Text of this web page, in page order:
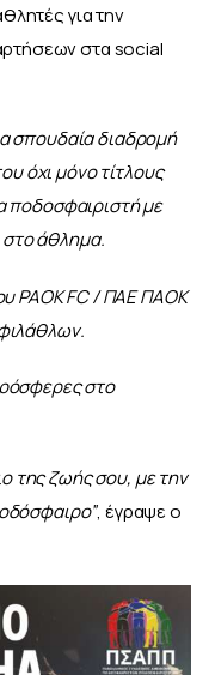
για την
στα social
σπουδαία διαδρομή
όχι μόνο τίτλους
ποδοσφαιριστή με
άθλημα.
PAOK FC / ΠΑΕ ΠΑΟΚ
στο
της ζωής σου, με την
, έγραψε ο